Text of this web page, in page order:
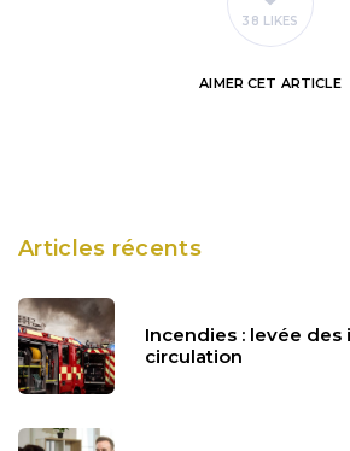
38 LIKES
AIMER CET ARTICLE
Articles récents
Incendies : levée
circulation